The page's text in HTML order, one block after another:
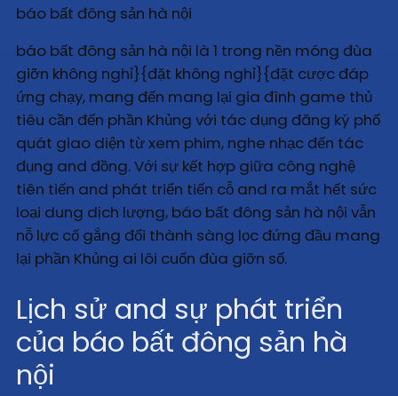
báo bất đông sản hà nội
báo bất đông sản hà nội là 1 trong nền móng đùa
giỡn không nghỉ}{đặt không nghỉ}{đặt cược đáp
ứng chạy, mang đến mang lại gia đình game thủ
tiêu cần đến phần Khủng với tác dụng đăng ký phổ
quát giao diện từ xem phim, nghe nhạc đến tác
đụng and đồng. Với sự kết hợp giữa công nghệ
tiên tiến and phát triển tiến cỗ and ra mắt hết sức
loại dung dịch lượng, báo bất đông sản hà nội vẫn
nỗ lực cố gắng đổi thành sàng lọc đứng đầu mang
lại phần Khủng ai lôi cuốn đùa giỡn số.
Lịch sử and sự phát triển
của báo bất đông sản hà
nội